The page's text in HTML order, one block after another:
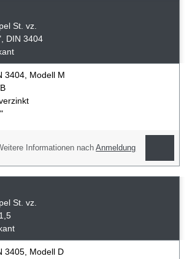
St. vz.
DIN 3404
3404, Modell M
Informationen nachAnmeldung
St. vz.
3405, Modell D